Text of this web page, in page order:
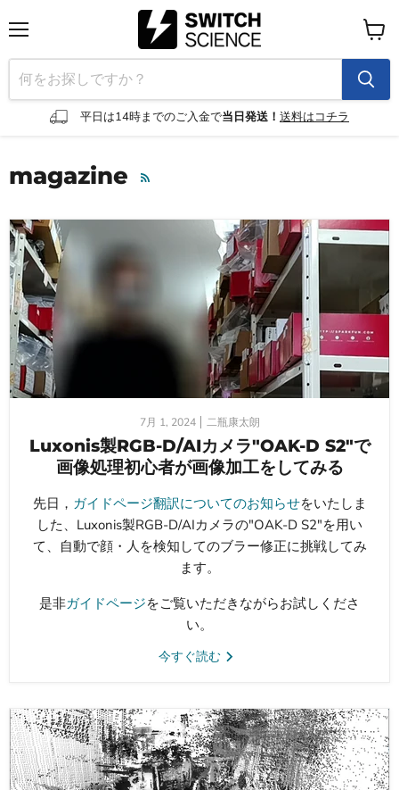
ニ
ュ
ー
平日は14時までのご入金で当日発送！ 送料はコチラ
カ
ー
ト
を
見
magazine RSS
7月 1, 2024 二瓶康太朗
Luxonis製RGB-D/AIカメラ"OAK-D S2"で
画像処理初心者が画像加工をしてみる
先日， ガイドページ翻訳についてのお知らせをいたしま
した、Luxonis製RGB-D/AIカメラの"OAK-D S2"を用い
て、自動で顔・人を検知してのブラー修正に挑戦してみ
ます。
是非ガイドページをご覧いただきながらお試しくださ
い。
今すぐ読む